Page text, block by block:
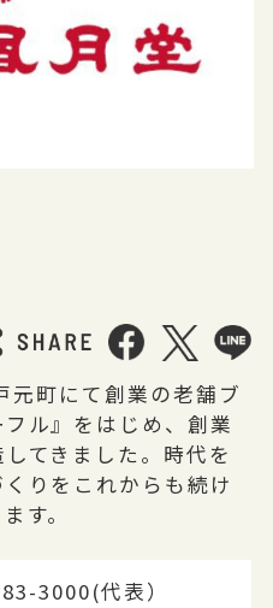
町にて創業の老舗ブ
ル』をはじめ、創業
てきました。時代を
りをこれからも続け
す。
3000(代表）